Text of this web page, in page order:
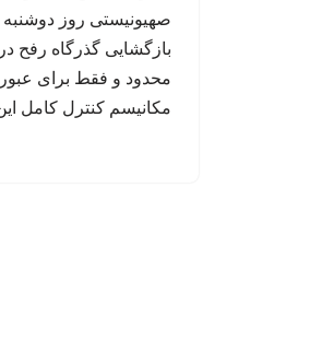
صهیونیستی روز دوشنبه
بازگشایی گذرگاه رفح
محدود و فقط برای
مکانیسم کنترل کامل